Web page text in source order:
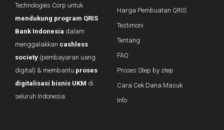
Technologies Corp untuk
mendukung program QRIS
Bank Indonesia dalam
menggalakkan cashless
society (pembayaran uang
digital) & membantu proses
digitalisasi bisnis UKM di
seluruh Indonesia.
Harga Pembuatan QRIS
Testimoni
Tentang
FAQ
Proses Step by step
Cara Cek Dana Masuk
Info